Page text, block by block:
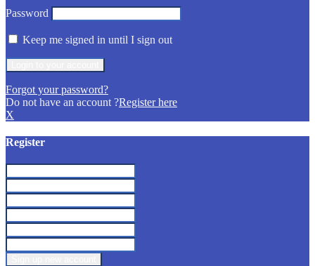
Password
Keep me signed in until I sign out
Forgot your password?
Do not have an account ?Register here
X
Register